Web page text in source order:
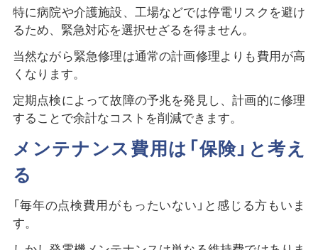
特に病院や介護施設、工場などでは停電リスクを避け
るため、緊急対応を選択せざるを得ません。
当然ながら緊急修理は通常の計画修理よりも費用が高
くなります。
定期点検によって故障の予兆を発見し、計画的に修理
することで余計なコストを削減できます。
メンテナンス費用は「保険」と考え
る
「毎年の点検費用がもったいない」と感じる方もいま
す。